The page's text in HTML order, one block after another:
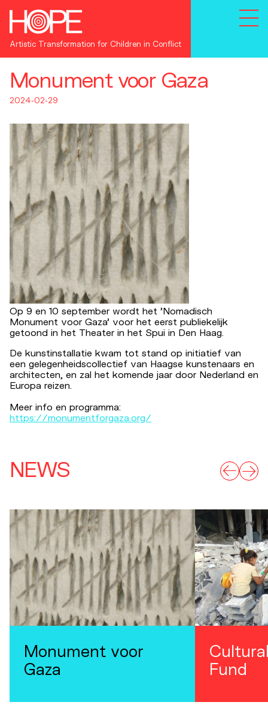
Artistic Transformation for Children in Conflict
Monument voor Gaza
2024-02-29
Op 9 en 10 september wordt het 'Nomadisch
Monument voor Gaza' voor het eerst publiekelijk
getoond in het Theater in het Spui in Den Haag.
De kunstinstallatie kwam tot stand op initiatief van
een gelegenheidscollectief van Haagse kunstenaars en
architecten, en zal het komende jaar door Nederland en
Europa reizen.
Meer info en programma:
https://monumentforgaza.org/
NEWS
Monument voor
Gaza
Fund